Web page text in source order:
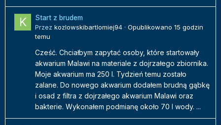
Start z brudem
Przez kozlowskibartlomiej94 · Opublikowano 15 godzin
temu
Cześć. Chciałbym zapytać osoby, które startowały
akwarium Malawi na materiale z dojrzałego zbiornika.
Moje akwarium ma 250 l. Tydzień temu zostało
zalane. Do nowego akwarium dodałem brudną gąbkę
i osad z filtra z dojrzałego akwarium Malawi oraz
bakterie. Wykonałem podmianę około 70 l wody. ...